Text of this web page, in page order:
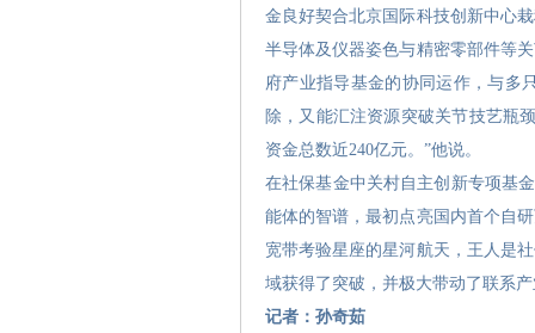
金良好契合北京国际科技创新中心
半导体及仪器姿色与精密零部件等
府产业指导基金的协同运作，与多
除，又能汇注资源突破关节技艺瓶
资金总数近240亿元。”他说。
在社保基金中关村自主创新专项基
能体的智谱，最初点亮国内首个自
宽带考验星座的星河航天，王人是
域获得了突破，并极大带动了联系
记者：孙奇茹